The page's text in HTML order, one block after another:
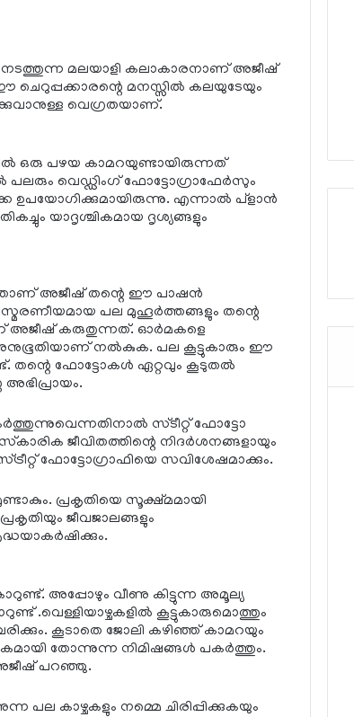
നടത്തുന്ന മലയാളി കലാകാരനാണ് അജീഷ്
ചെറുപ്പക്കാരന്റെ മനസ്സില്‍ കലയുടേയും
വെഗ്രതയാണ്.
ഒരു പഴയ കാമറയുണ്ടായിരുന്നത്
പലരും വെഡ്ഡിംഗ് ഫോട്ടോഗ്രാഫേര്‍സും
ഉപയോഗിക്കുമായിരുന്നു. എന്നാല്‍ പ്‌ളാന്‍
യാദൃശ്ചികമായ ദൃശ്യങ്ങളും
അജീഷ് തന്റെ ഈ പാഷന്‍
പല മുഹൂര്‍ത്തങ്ങളും തന്റെ
അജീഷ് കരുതുന്നത്. ഓര്‍മകളെ
അനുഭൂതിയാണ് നല്‍കുക. പല കൂട്ടുകാരും ഈ
തന്റെ ഫോട്ടോകള്‍ ഏറ്റവും കൂടുതല്‍
സ്ടീറ്റ് ഫോട്ടോ
ജീവിതത്തിന്റെ നിദര്‍ശനങ്ങളായും
ഫോട്ടോഗ്രാഫിയെ സവിശേഷമാക്കും.
പ്രകൃതിയെ സൂക്ഷ്മമായി
ജീവജാലങ്ങളും
അപ്പോഴും വീണു കിട്ടുന്ന അമൂല്യ
.വെള്ളിയാഴ്ചകളില്‍ കൂട്ടുകാരുമൊത്തും
കൂടാതെ ജോലി കഴിഞ്ഞ് കാമറയും
തോന്നുന്ന നിമിഷങ്ങള്‍ പകര്‍ത്തും.
പറഞ്ഞു.
പല കാഴ്ചകളും നമ്മെ ചിരിപ്പിക്കുകയും